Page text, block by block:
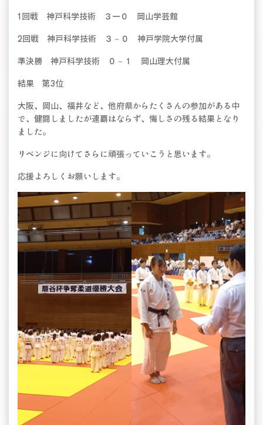
1回戦 神戸科学技術 ３ー０ 岡山学芸館
2回戦 神戸科学技術 ３－０ 神戸学院大学付属
準決勝 神戸科学技術 ０－１ 岡山理大付属
結果 第3位
大阪、岡山、福井など、他府県からたくさんの参加がある中
で、健闘しましたが連覇はならず、悔しさの残る結果となり
ました。
リベンジに向けてさらに頑張っていこうと思います。
応援よろしくお願いします。